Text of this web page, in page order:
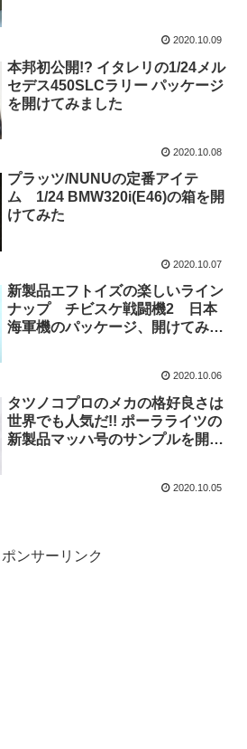
2020.10.09
本邦初公開!? イタレリの1/24メル
セデス450SLCラリー パッケージ
を開けてみました
2020.10.08
プラッツ/NUNUの定番アイテ
ム 1/24 BMW320i(E46)の箱を開
けてみた
2020.10.07
新製品エフトイズの楽しいライン
ナップ チビスケ戦闘機2 日本
海軍機のパッケージ、開けてみま
2020.10.06
タツノコプロのメカの格好良さは
世界でも人気だ!! ポーラライツの
新製品マッハ号のサンプルを開け
2020.10.05
ポンサーリンク